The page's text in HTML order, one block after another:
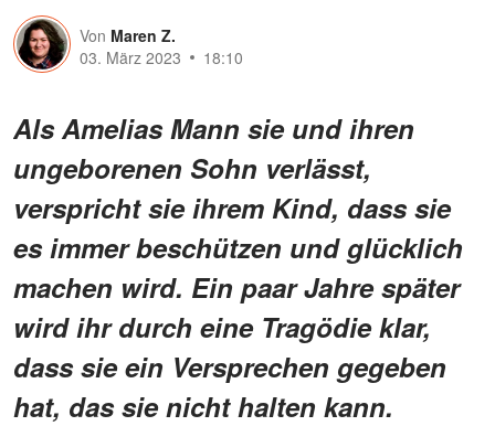
Von Maren Z.
03. März 2023
18:10
Als Amelias Mann sie und ihren
ungeborenen Sohn verlässt,
verspricht sie ihrem Kind, dass sie
es immer beschützen und glücklich
machen wird. Ein paar Jahre später
wird ihr durch eine Tragödie klar,
dass sie ein Versprechen gegeben
hat, das sie nicht halten kann.